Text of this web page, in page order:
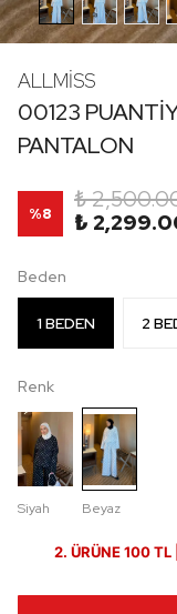
ALLMİSS
00123
PANTALON
%8
₺
₺
Beden
1 BEDEN 2
Renk
Siyah Beyaz
2. ÜRÜNE 100